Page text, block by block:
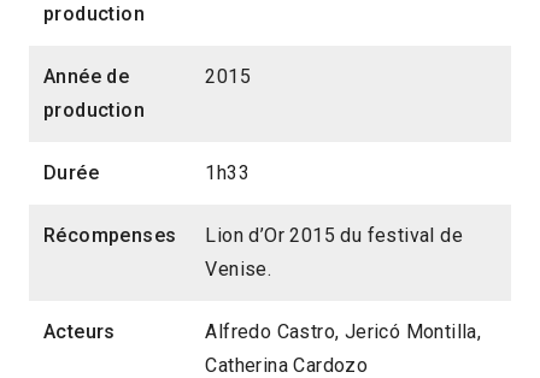
production
Année de
production
2015
Durée 1h33
Récompenses
Lion d’Or 2015 du festival de
Venise.
Acteurs
Alfredo Castro, Jericó Montilla,
Catherina Cardozo